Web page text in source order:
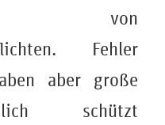
von
Fehler
aber große
schützt